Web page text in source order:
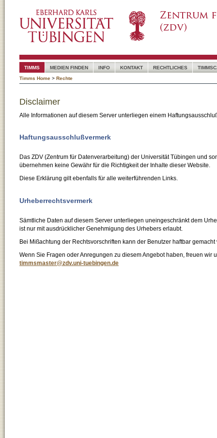
TIMMS MEDIEN FINDEN INFO KONTAKT RECHTLICHES
Timms Home > Rechte
Disclaimer
Alle Informationen auf diesem Server unterliegen einem
Haftungsausschlußvermerk
Das ZDV (Zentrum für Datenverarbeitung) der Universität Tübingen und
übernehmen keine Gewähr für die Richtigkeit der Inhalte dieser Website.
Diese Erklärung gilt ebenfalls für alle weiterführenden Links.
Urheberrechtsvermerk
Sämtliche Daten auf diesem Server unterliegen uneingeschränkt dem
ist nur mit ausdrücklicher Genehmigung des Urhebers erlaubt.
Bei Mißachtung der Rechtsvorschriften kann der Benutzer haftbar gemacht
Wenn Sie Fragen oder Anregungen zu diesem Angebot haben, freuen wir
timmsmaster@zdv.uni-tuebingen.de